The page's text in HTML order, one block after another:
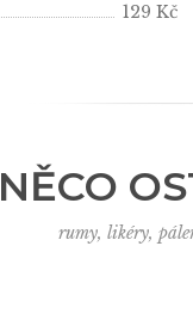
129 Kč
rumy, likéry,
NĚCO